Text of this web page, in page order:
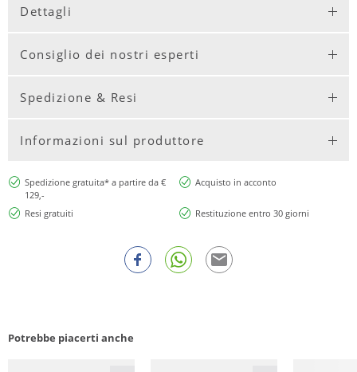
Dettagli
Consiglio dei nostri esperti
Spedizione & Resi
Informazioni sul produttore
Spedizione gratuita* a partire da €
129,-
Acquisto in acconto
Resi gratuiti Restituzione entro 30 giorni
Potrebbe piacerti anche